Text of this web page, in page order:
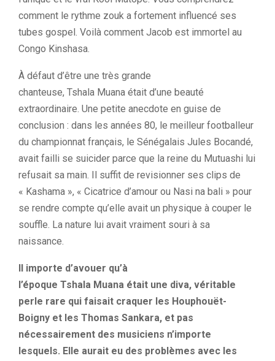
comment le rythme zouk a fortement influencé ses
tubes gospel. Voilà comment Jacob est immortel au
Congo Kinshasa.
À défaut d’être une très grande
chanteuse, Tshala Muana était d’une beauté
extraordinaire. Une petite anecdote en guise de
conclusion : dans les années 80, le meilleur footballeur
du championnat français, le Sénégalais Jules Bocandé,
avait failli se suicider parce que la reine du Mutuashi lui
refusait sa main. Il suffit de revisionner ses clips de
« Kashama », « Cicatrice d’amour ou Nasi na bali » pour
se rendre compte qu’elle avait un physique à couper le
souffle. La nature lui avait vraiment souri à sa
naissance.
Il importe d’avouer qu’à
l’époque Tshala Muana était une diva, véritable
perle rare qui faisait craquer les Houphouët-
Boigny et les Thomas Sankara, et pas
nécessairement des musiciens n’importe
lesquels. Elle aurait eu des problèmes avec les